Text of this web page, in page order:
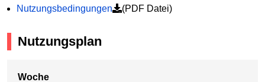
Nutzungsbedingungen
(PDF Datei)
Nutzungsplan
Woche